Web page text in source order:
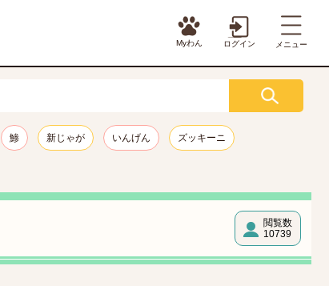
Myわん ログイン メニュー
鯵 新じゃが いんげん ズッキーニ
閲覧数
10739